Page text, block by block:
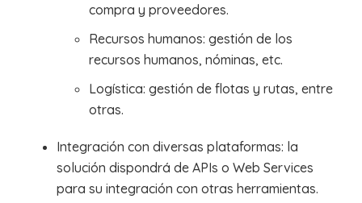
compra y proveedores.
Recursos humanos: gestión de los
recursos humanos, nóminas, etc.
Logística: gestión de flotas y rutas, entre
otras.
Integración con diversas plataformas: la
solución dispondrá de APIs o Web Services
para su integración con otras herramientas.